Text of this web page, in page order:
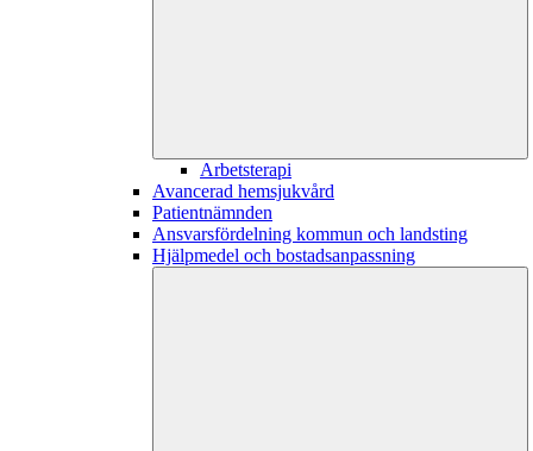
Arbetsterapi
Avancerad hemsjukvård
Patientnämnden
Ansvarsfördelning kommun och landsting
Hjälpmedel och bostadsanpassning